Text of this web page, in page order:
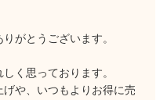
がとうございます。
く思っております。
や、いつもよりお得に売